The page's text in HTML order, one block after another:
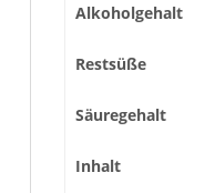
Alkoholgehalt
Restsüße
Säuregehalt
Inhalt